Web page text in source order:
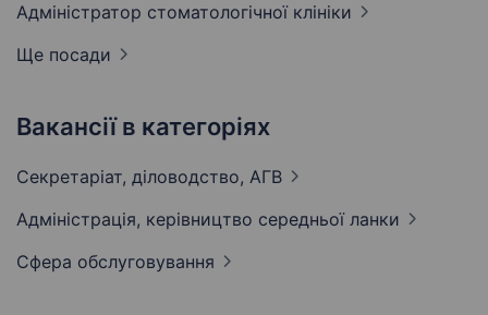
Адміністратор стоматологічної клініки
Ще посади
Вакансії в категоріях
Секретаріат, діловодство, АГВ
Адмiнiстрацiя, керівництво середньої ланки
Сфера обслуговування